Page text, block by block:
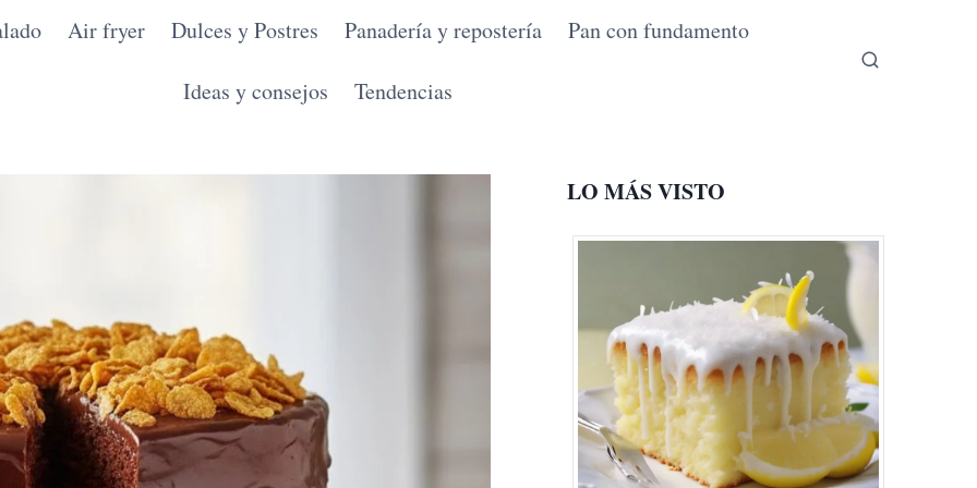
Air fryer Dulces y Postres Panadería y repostería Pan con fundamento
Ideas y consejos Tendencias
LO MÁS VISTO